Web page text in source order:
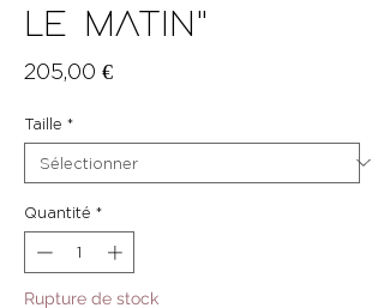
LE MATIN"
205,00 €Prix
Taille *
Quantité *
Rupture de stock